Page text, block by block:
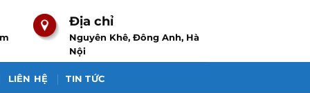
Địa chỉ
Nguyên Khê, Đông Anh, Hà
Nội
LIÊN HỆ TIN TỨC